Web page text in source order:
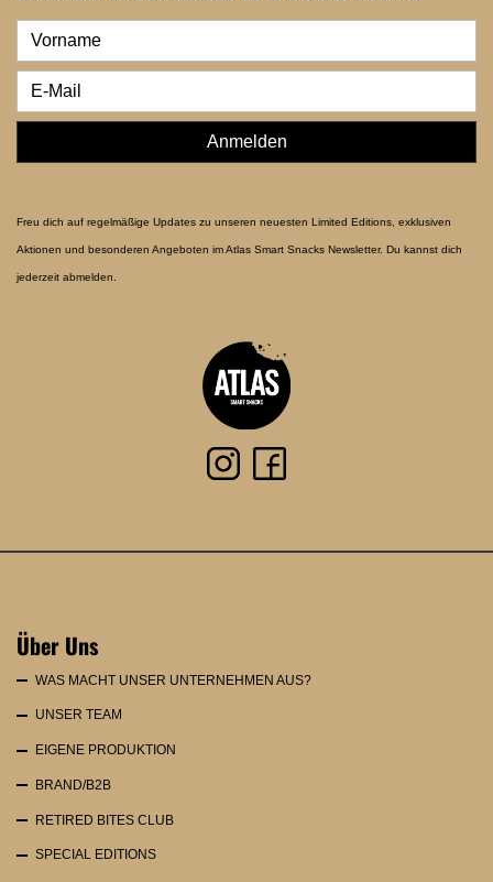
Anmelden
Freu dich auf regelmäßige Updates zu unseren neuesten Limited Editions, exklusiven
Aktionen und besonderen Angeboten im Atlas Smart Snacks Newsletter. Du kannst dich
jederzeit abmelden.
Über Uns
WAS MACHT UNSER UNTERNEHMEN AUS?
UNSER TEAM
EIGENE PRODUKTION
BRAND/B2B
RETIRED BITES CLUB
SPECIAL EDITIONS